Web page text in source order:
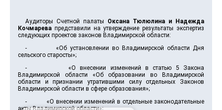
Аудиторы Счетной палаты Оксана Тюлюлина и Надежда
Кочмарева представили на утверждение результаты экспертиз
следующих проектов законов Владимирской области:
- «Об установлении во Владимирской области Дня
сельского старосты»;
- «О внесении изменений в статью 5 Закона
Владимирской области «Об образовании во Владимирской
области и признании утратившими силу отдельных Законов
Владимирской области в сфере образования»;
- «О внесении изменений в отдельные законодательные
акты Владимирской области»;